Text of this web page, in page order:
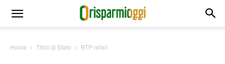
Home Titoli di Stato BTP retail